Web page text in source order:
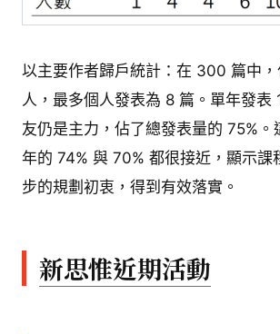
以主要作者歸戶統計：在 300 篇中
人，最多個人發表為 8 篇。單年發表
友仍是主力，佔了總發表量的 75%。
年的 74% 與 70% 都很接近，顯示課
步的規劃初衷，得到有效落實。
新思惟近期活動